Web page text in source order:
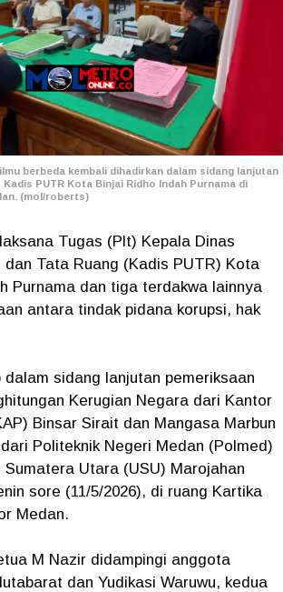
berbeda kembali dihadirkan dalam sidang lanjutan
PUTR Kota Binjai Ridho Indah Purnama di
(mol/roberts)
Tugas (Plt) Kepala Dinas
dan Tata Ruang (Kadis PUTR) Kota
Purnama dan tiga terdakwa lainnya
antara tindak pidana korupsi, hak
dalam sidang lanjutan pemeriksaan
Kerugian Negara dari Kantor
Binsar Sirait dan Mangasa Marbun
Politeknik Negeri Medan (Polmed)
Utara (USU) Marojahan
sore (11/5/2026), di ruang Kartika
Medan.
M Nazir didampingi anggota
dan Yudikasi Waruwu, kedua